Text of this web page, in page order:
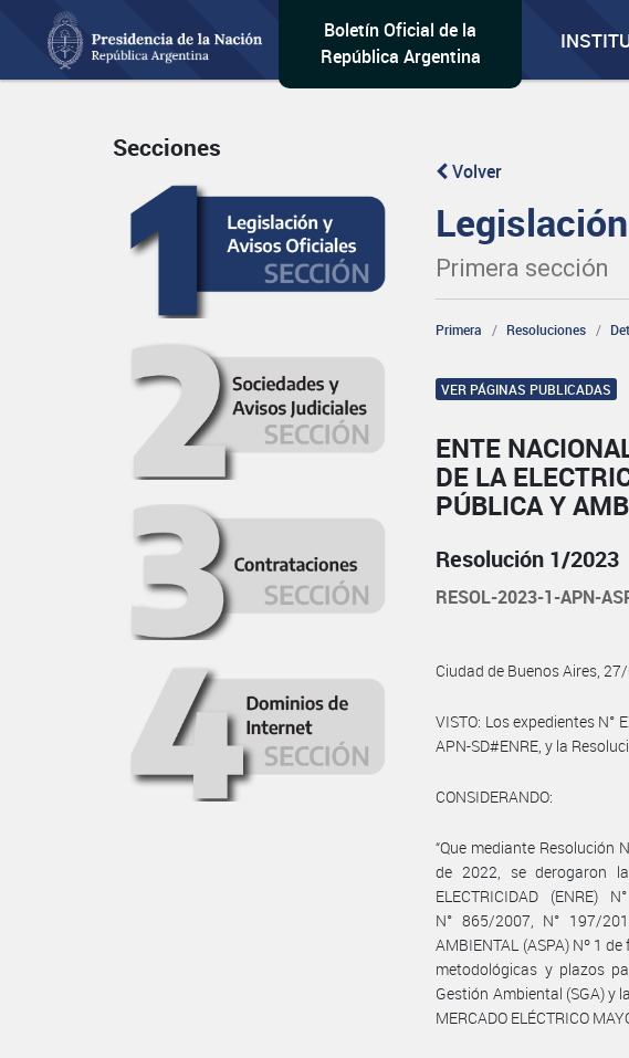
Boletín Oficial de la
República Argentina
Secciones
Volver
Primera sección
Primera Resoluciones
VER PÁGINAS PUBLICADAS
ENTE
DE LA
PÚBLICA Y
Resolución 1/2023
RESOL-2023-1-APN-
Ciudad de Buenos Aires,
VISTO: Los expedientes N°
APN-SD#ENRE, y la
CONSIDERANDO:
“Que mediante Resolución
de 2022, se derogaron
ELECTRICIDAD
N° 865/2007, N° 197/
AMBIENTAL (ASPA) Nº 1
metodológicas y plazos
Gestión Ambiental (SGA) y
MERCADO ELÉCTRICO